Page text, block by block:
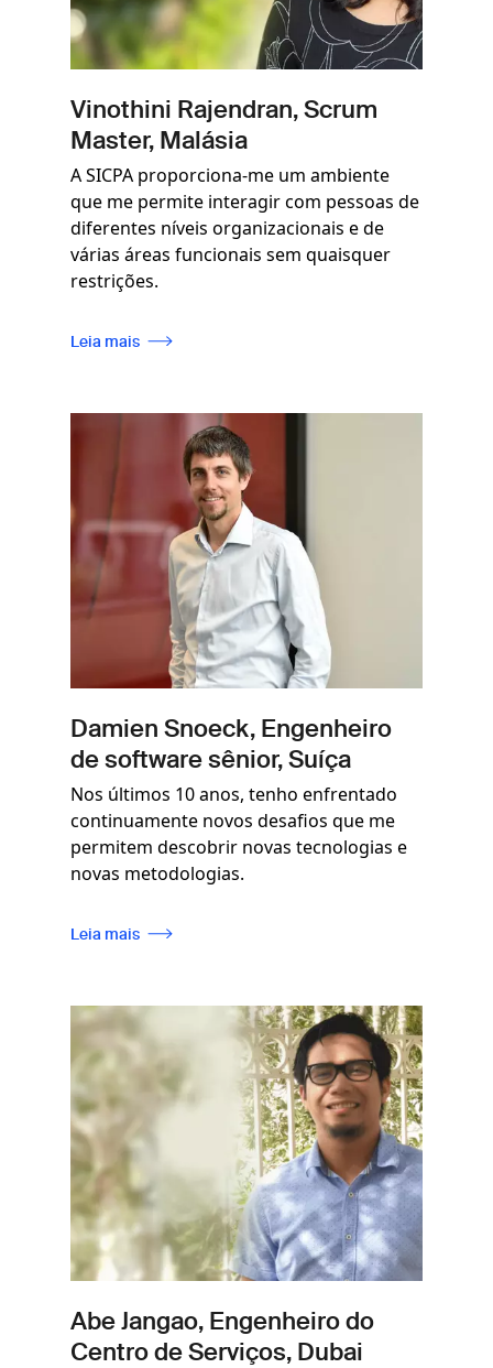
Vinothini Rajendran, Scrum
Master, Malásia
A SICPA proporciona-me um ambiente
que me permite interagir com pessoas de
diferentes níveis organizacionais e de
várias áreas funcionais sem quaisquer
restrições.
Leia mais
Damien Snoeck, Engenheiro
de software sênior, Suíça
Nos últimos 10 anos, tenho enfrentado
continuamente novos desafios que me
permitem descobrir novas tecnologias e
novas metodologias.
Leia mais
Imagem
Abe Jangao, Engenheiro do
Centro de Serviços, Dubai